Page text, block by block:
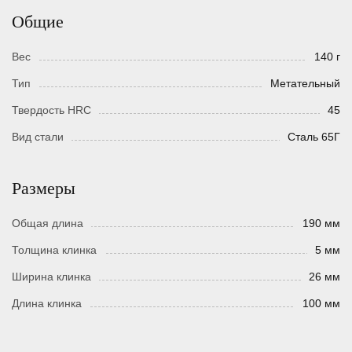
Общие
Вес 140 г
Тип Метательный
Твердость HRC 45
Вид стали Сталь 65Г
Размеры
Общая длина 190 мм
Толщина клинка 5 мм
Ширина клинка 26 мм
Длина клинка 100 мм